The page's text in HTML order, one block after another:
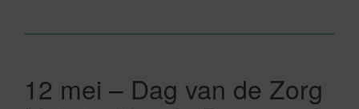
12 mei – Dag van de Zorg